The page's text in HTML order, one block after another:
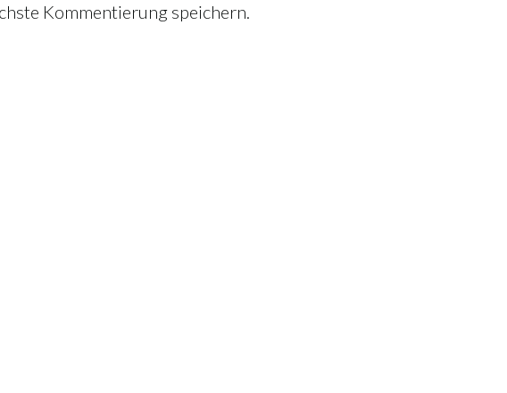
Kommentierung speichern.